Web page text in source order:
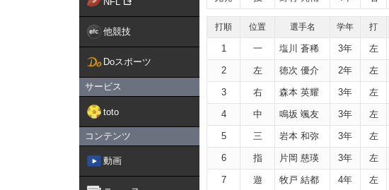
他競技
Doスポーツ
サービス
toto
コンテンツ
動画
打順 位置 選手名 学年 打
1 一 塩川 蒼稀 3年 左
2 左 徳次 優介 2年 左
3 右 森本 英耀 3年 左
4 中 鳴坂 颯友 3年 左
5 三 岩本 和弥 3年 左
6 指 片岡 慈瑛 3年 左
7 遊 牧戸 結都 4年 左